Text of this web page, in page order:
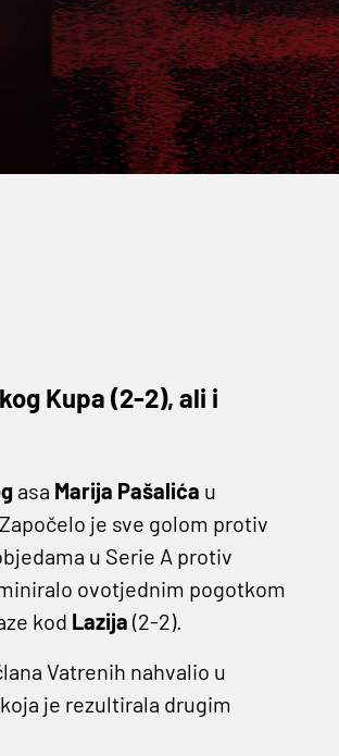
Kupa (2-2), ali i
asa Marija Pašalića u
je sve golom protiv
u Serie A protiv
ovotjednim pogotkom
kod Lazija (2-2).
Vatrenih nahvalio u
je rezultirala drugim